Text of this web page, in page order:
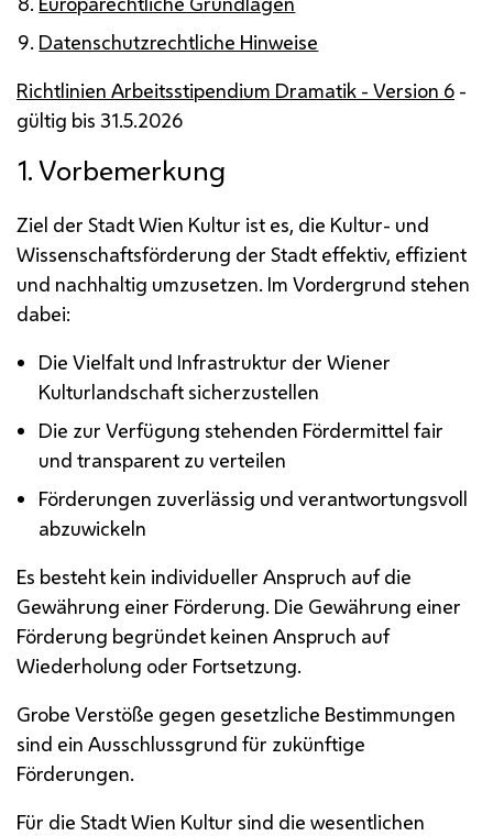
Datenschutzrechtliche Hinweise
Richtlinien Arbeitsstipendium Dramatik - Version 6 -
gültig bis 31.5.2026
1. Vorbemerkung
Ziel der Stadt Wien Kultur ist es, die Kultur- und
Wissenschaftsförderung der Stadt effektiv, effizient
und nachhaltig umzusetzen. Im Vordergrund stehen
dabei:
Die Vielfalt und Infrastruktur der Wiener
Kulturlandschaft sicherzustellen
Die zur Verfügung stehenden Fördermittel fair
und transparent zu verteilen
Förderungen zuverlässig und verantwortungsvoll
abzuwickeln
Es besteht kein individueller Anspruch auf die
Gewährung einer Förderung. Die Gewährung einer
Förderung begründet keinen Anspruch auf
Wiederholung oder Fortsetzung.
Grobe Verstöße gegen gesetzliche Bestimmungen
sind ein Ausschlussgrund für zukünftige
Förderungen.
Für die Stadt Wien Kultur sind die wesentlichen